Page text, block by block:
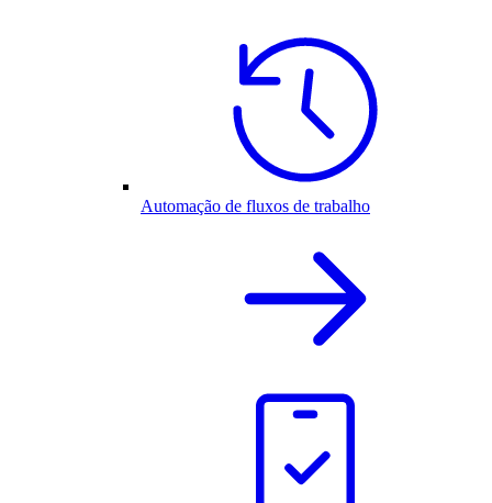
Automação de fluxos de trabalho